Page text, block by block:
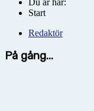
Start
Redaktör
På gång...